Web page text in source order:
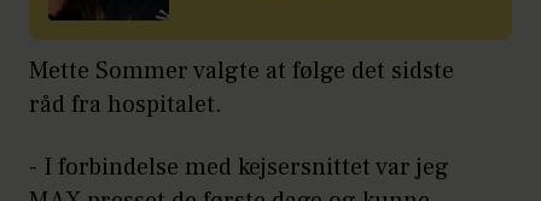
Mette Sommer valgte at følge det sidste
råd fra hospitalet.
- I forbindelse med kejsersnittet var jeg